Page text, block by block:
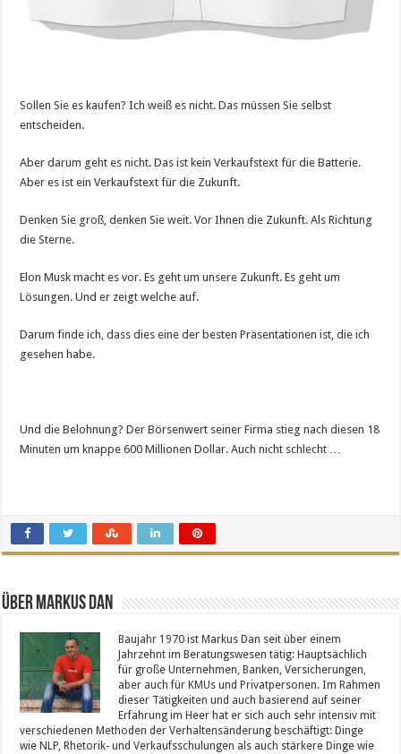
Sollen Sie es kaufen? Ich weiß es nicht. Das müssen Sie selbst
entscheiden.
Aber darum geht es nicht. Das ist kein Verkaufstext für die Batterie.
Aber es ist ein Verkaufstext für die Zukunft.
Denken Sie groß, denken Sie weit. Vor Ihnen die Zukunft. Als Richtung
die Sterne.
Elon Musk macht es vor. Es geht um unsere Zukunft. Es geht um
Lösungen. Und er zeigt welche auf.
Darum finde ich, dass dies eine der besten Präsentationen ist, die ich
gesehen habe.
Und die Belohnung? Der Börsenwert seiner Firma stieg nach diesen 18
Minuten um knappe 600 Millionen Dollar. Auch nicht schlecht …
Über Markus Dan
Baujahr 1970 ist Markus Dan seit über einem
Jahrzehnt im Beratungswesen tätig: Hauptsächlich
für große Unternehmen, Banken, Versicherungen,
aber auch für KMUs und Privatpersonen. Im Rahmen
dieser Tätigkeiten und auch basierend auf seiner
Erfahrung im Heer hat er sich auch sehr intensiv mit
verschiedenen Methoden der Verhaltensänderung beschäftigt: Dinge
wie NLP, Rhetorik- und Verkaufsschulungen als auch stärkere Dinge wie